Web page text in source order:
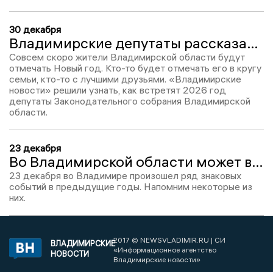
30 декабря
Владимирские депутаты рассказали, как будут отмечать Новый год
Совсем скоро жители Владимирской области будут
отмечать Новый год. Кто-то будет отмечать его в кругу
семьи, кто-то с лучшими друзьями. «Владимирские
новости» решили узнать, как встретят 2026 год
депутаты Законодательного собрания Владимирской
области.
23 декабря
Во Владимирской области может в два раза вырасти цена проезда в троллейбусах, простились с погибшим на СВО добровольцем
23 декабря во Владимире произошел ряд знаковых
событий в предыдущие годы. Напомним некоторые из
них.
ВЛАДИМИРСКИЕ
НОВОСТИ
2017 © NEWSVLADIMIR.RU | СИ
«Информационное агентство
Владимирские новости»